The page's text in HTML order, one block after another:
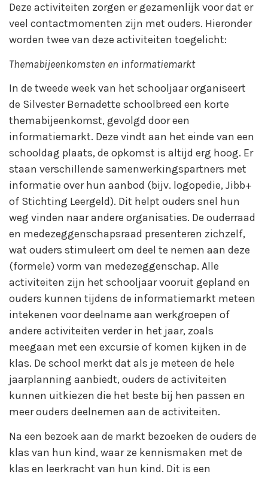
Deze activiteiten zorgen er gezamenlijk voor dat er
veel contactmomenten zijn met ouders. Hieronder
worden twee van deze activiteiten toegelicht:
Themabijeenkomsten en informatiemarkt
In de tweede week van het schooljaar organiseert
de Silvester Bernadette schoolbreed een korte
themabijeenkomst, gevolgd door een
informatiemarkt. Deze vindt aan het einde van een
schooldag plaats, de opkomst is altijd erg hoog. Er
staan verschillende samenwerkingspartners met
informatie over hun aanbod (bijv. logopedie, Jibb+
of Stichting Leergeld). Dit helpt ouders snel hun
weg vinden naar andere organisaties. De ouderraad
en medezeggenschapsraad presenteren zichzelf,
wat ouders stimuleert om deel te nemen aan deze
(formele) vorm van medezeggenschap. Alle
activiteiten zijn het schooljaar vooruit gepland en
ouders kunnen tijdens de informatiemarkt meteen
intekenen voor deelname aan werkgroepen of
andere activiteiten verder in het jaar, zoals
meegaan met een excursie of komen kijken in de
klas. De school merkt dat als je meteen de hele
jaarplanning aanbiedt, ouders de activiteiten
kunnen uitkiezen die het beste bij hen passen en
meer ouders deelnemen aan de activiteiten.
Na een bezoek aan de markt bezoeken de ouders de
klas van hun kind, waar ze kennismaken met de
klas en leerkracht van hun kind. Dit is een